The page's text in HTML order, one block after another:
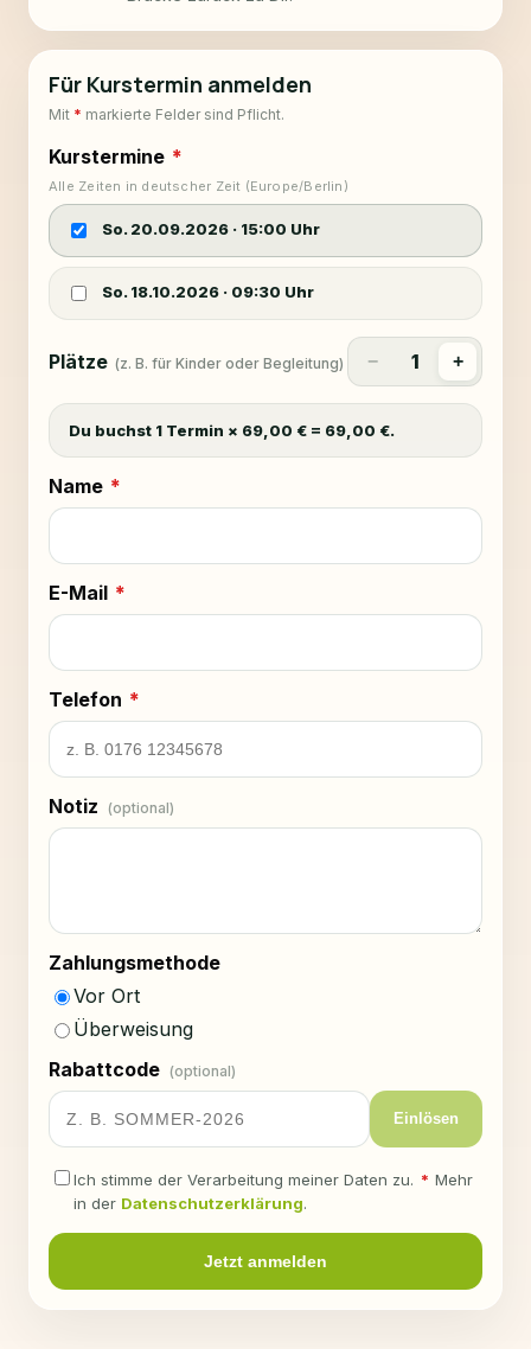
Für Kurstermin anmelden
Mit * markierte Felder sind Pflicht.
Kurstermine *
Alle Zeiten in deutscher Zeit (Europe/Berlin)
So. 20.09.2026 · 15:00 Uhr
So. 18.10.2026 · 09:30 Uhr
Plätze (z. B. für Kinder oder Begleitung) − 1 +
Du buchst 1 Termin × 69,00 € = 69,00 €.
Name *
E-Mail *
Telefon *
Notiz (optional)
Zahlungsmethode
Vor Ort
Überweisung
Rabattcode (optional)
Einlösen
Ich stimme der Verarbeitung meiner Daten zu. * Mehr
in der Datenschutzerklärung.
Jetzt anmelden